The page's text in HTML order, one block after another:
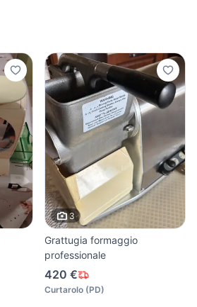
3
Grattugia formaggio
professionale
420 €
Curtarolo (PD)